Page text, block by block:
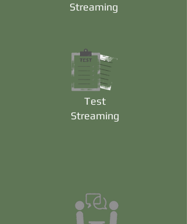
Streaming
Test
Streaming